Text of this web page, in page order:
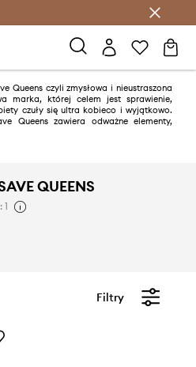
z Answear Club >
Queens czyli zmysłowa i nieustraszona
marka, której celem jest sprawienie,
czuły się ultra kobieco i wyjątkowo.
Queens zawiera odważne elementy,
QUEENS
Filtry